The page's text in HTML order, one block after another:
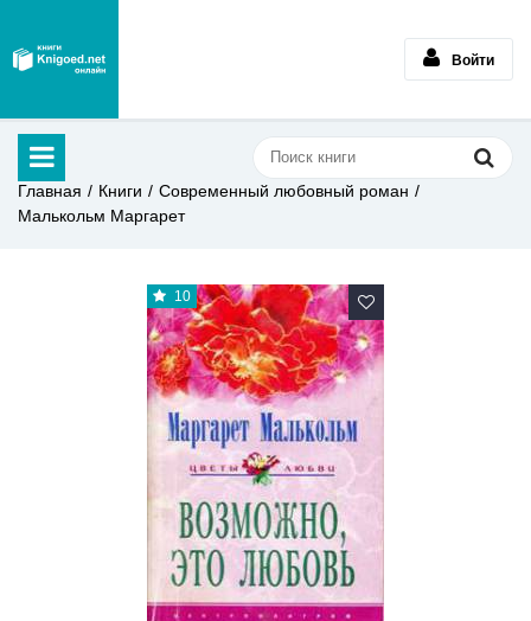
Войти
Главная Книги
Современный любовный роман
Малькольм Маргарет
10